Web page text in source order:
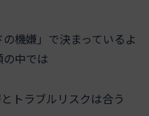
機嫌」で決まっているよ
中では
トラブルリスクは合う